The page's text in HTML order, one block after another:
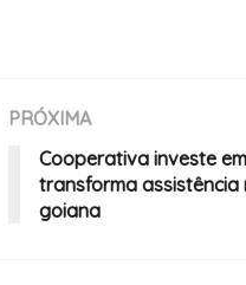
PRÓXIMA
Cooperativa investe
transforma
goiana